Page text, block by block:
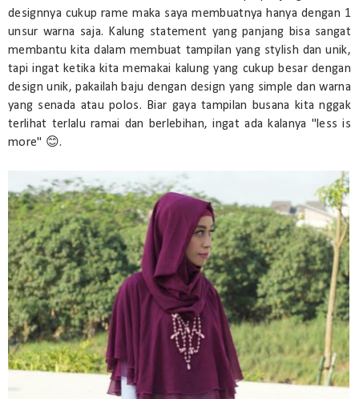
designnya cukup rame maka saya membuatnya hanya dengan 1
unsur warna saja. Kalung statement yang panjang bisa sangat
membantu kita dalam membuat tampilan yang stylish dan unik,
tapi ingat ketika kita memakai kalung yang cukup besar dengan
design unik, pakailah baju dengan design yang simple dan warna
yang senada atau polos. Biar gaya tampilan busana kita nggak
terlihat terlalu ramai dan berlebihan, ingat ada kalanya "less is
more" 😊.